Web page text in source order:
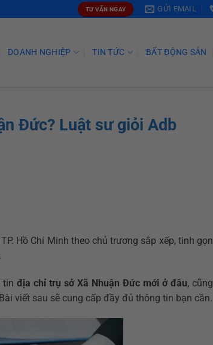
TƯ VẤN NGAY GỬI EMAIL
DOANH NGHIỆP TIN TỨC BẤT ĐỘNG SẢN
Đức? Luật sư giỏi Adb
Hồ Chí Minh theo chủ trương sắp xếp, tinh gọn
tin địa chỉ trụ sở Xã Nhuận Đức mới ở đâu, cũng
viết sau sẽ cung cấp đầy đủ thông tin bạn cần.